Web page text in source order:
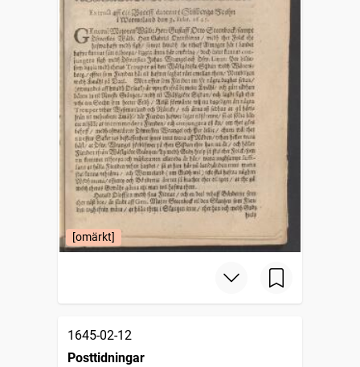
[omärkt]
1645-02-12
Posttidningar